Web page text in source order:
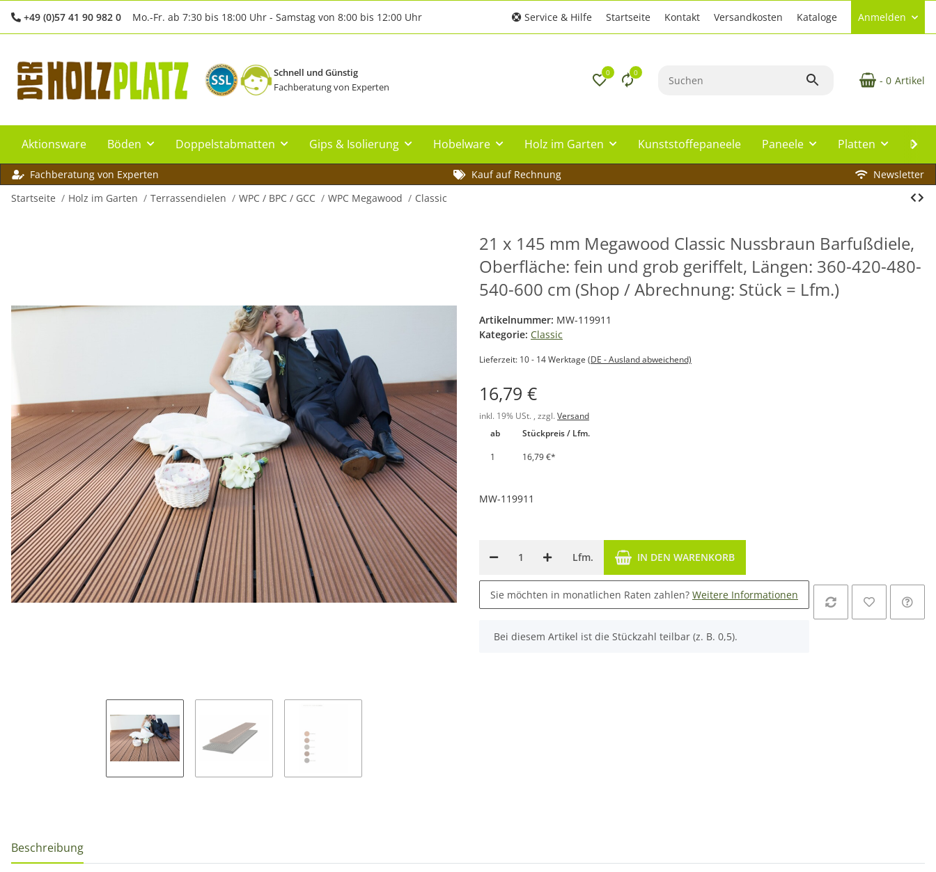
+49 (0)57 41 90 982 0 Mo.-Fr. ab 7:30 bis 18:00 Uhr - Samstag von 8:00 bis 12:00 Uhr Service & Hilfe Startseite Kontakt Versandkosten Kataloge Anmelden
Schnell und Günstig
Fachberatung von Experten
0 0
- 0 Artikel
Aktionsware Böden Doppelstabmatten Gips & Isolierung Hobelware Holz im Garten Kunststoffepaneele Paneele Platten
Fachberatung von Experten Kauf auf Rechnung
Newsletter
Startseite
Holz im Garten Terrassendielen WPC / BPC / GCC WPC Megawood Classic
21 x 145 mm Megawood Classic Nussbraun Barfußdiele,
Oberfläche: fein und grob geriffelt, Längen: 360-420-480-
540-600 cm (Shop / Abrechnung: Stück = Lfm.)
Artikelnummer: MW-119911
Kategorie: Classic
Lieferzeit: 10 - 14 Werktage (DE - Ausland abweichend)
16,79 €
inkl. 19% USt. , zzgl. Versand
ab
Stückpreis / Lfm.
1
16,79 €*
MW-119911
Lfm. IN DEN WARENKORB
Sie möchten in monatlichen Raten zahlen? Weitere Informationen
x
Bei diesem Artikel ist die Stückzahl teilbar (z. B. 0,5).
Beschreibung